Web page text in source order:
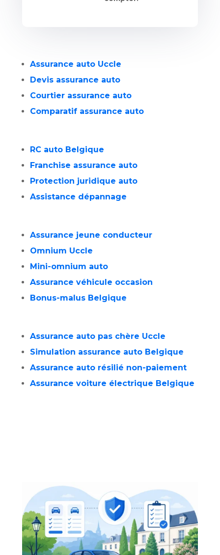
Assurance auto Uccle
Devis assurance auto
Courtier assurance auto
Comparatif assurance auto
RC auto Belgique
Franchise assurance auto
Protection juridique auto
Assistance dépannage
Assurance jeune conducteur
Omnium Uccle
Mini-omnium auto
Assurance véhicule occasion
Bonus-malus Belgique
Assurance auto pas chère Uccle
Simulation assurance auto Belgique
Assurance auto résilié non-paiement
Assurance voiture électrique Belgique